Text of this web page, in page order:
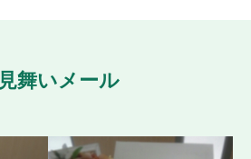
舞いメール